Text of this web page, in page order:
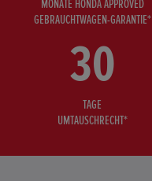
MONATE HONDA APPROVED
GEBRAUCHTWAGEN-GARANTIE*
30
TAGE
UMTAUSCHRECHT*